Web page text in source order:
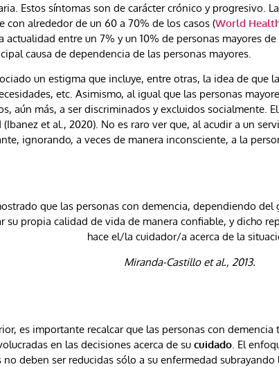
Estos síntomas son de carácter crónico y progresivo. La
con alrededor de un 60 a 70% de los casos (World
actualidad entre un 7% y un 10% de personas mayores
causa de dependencia de las personas mayores.
un estigma que incluye, entre otras, la idea de que
etc. Asimismo, al igual que las personas
aún más, a ser discriminados y excluidos socialmente. El
et al., 2020). No es raro ver que, al acudir a un
ignorando, a veces de manera inconsciente, a la
que las personas con demencia, dependiendo
su propia calidad de vida de manera confiable, y dicho
hace el/la cuidador/a acerca de la
Miranda-Castillo et al., 2013.
es importante recalcar que las personas con
en las decisiones acerca de su cuidado. El
deben ser reducidas sólo a su enfermedad